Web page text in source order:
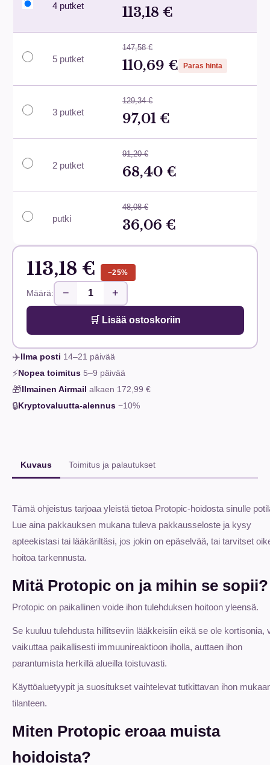
4 putket 113,18 €
5 putket
147,58 €
110,69 € Paras hinta
3 putket
129,34 €
97,01 €
2 putket
91,20 €
68,40 €
putki
48,08 €
36,06 €
113,18 € −25%
Määrä: − +
🛒 Lisää ostoskoriin
✈️Ilma posti 14–21 päivää
⚡Nopea toimitus 5–9 päivää
🎁Ilmainen Airmail alkaen 172,99 €
🔒Kryptovaluutta-alennus −10%
Kuvaus Toimitus ja palautukset
Tämä ohjeistus tarjoaa yleistä tietoa Protopic-hoidosta sinulle
Lue aina pakkauksen mukana tuleva pakkausseloste ja kysy
apteekistasi tai lääkäriltäsi, jos jokin on epäselvää, tai tarvitset
hoitoa tarkennusta.
Mitä Protopic on ja mihin se sopii?
Protopic on paikallinen voide ihon tulehduksen hoitoon yleensä.
Se kuuluu tulehdusta hillitseviin lääkkeisiin eikä se ole kortisonia,
vaikuttaa paikallisesti immuunireaktioon iholla, auttaen ihon
parantumista herkillä alueilla toistuvasti.
Käyttöaluetyypit ja suositukset vaihtelevat tutkittavan ihon
tilanteen.
Miten Protopic eroaa muista
hoidoista?